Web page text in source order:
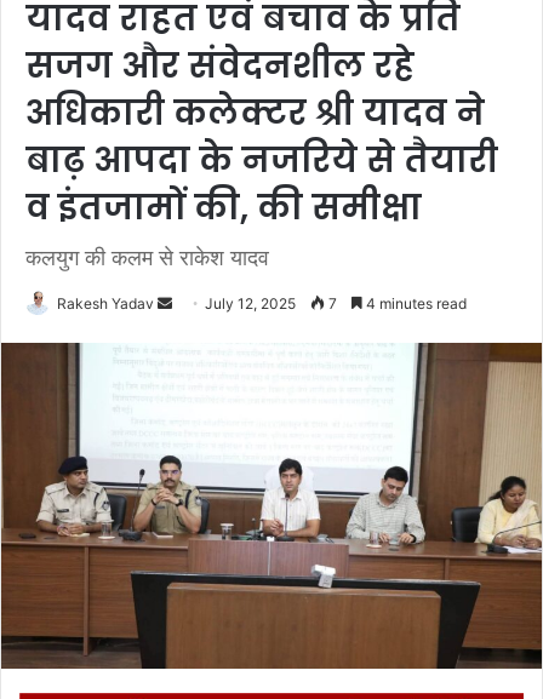
यादव राहत एवं बचाव के प्रति
सजग और संवेदनशील रहे
अधिकारी कलेक्‍टर श्री यादव ने
बाढ़ आपदा के नजरिये से तैयारी
व इंतजामों की, की समीक्षा
कलयुग की कलम से राकेश यादव
Rakesh Yadav
e
m
a
l
July 12, 2025 7 4 minutes read